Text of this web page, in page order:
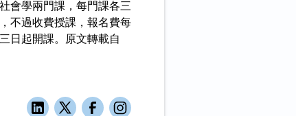
會學兩門課，每門課各三
不過收費授課，報名費每
日起開課。原文轉載自